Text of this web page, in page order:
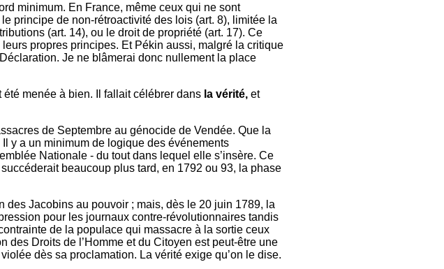
minimum. En France, même ceux qui ne sont
principe de non-rétroactivité des lois (art. 8), limitée la
(art. 14), ou le droit de propriété (art. 17). Ce
propres principes. Et Pékin aussi, malgré la critique
Je ne blâmerai donc nullement la place
été menée à bien. Il fallait célébrer dans la vérité, et
de Septembre au génocide de Vendée. Que la
y a un minimum de logique des événements
Nationale - du tout dans lequel elle s’insère. Ce
beaucoup plus tard, en 1792 ou 93, la phase
des Jacobins au pouvoir ; mais, dès le 20 juin 1789, la
pour les journaux contre-révolutionnaires tandis
de la populace qui massacre à la sortie ceux
des Droits de l’Homme et du Citoyen est peut-être une
dès sa proclamation. La vérité exige qu’on le dise.